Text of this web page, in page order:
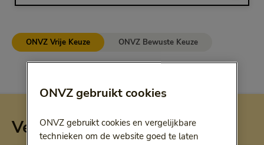
ONVZ Vrije Keuze ONVZ Bewuste Keuze
Vergoeding per verzekering
ONVZ gebruikt cookies
ONVZ gebruikt cookies en vergelijkbare
technieken om de website goed te laten